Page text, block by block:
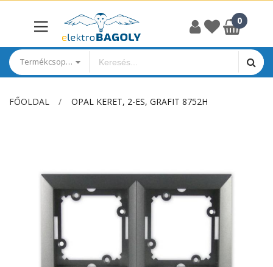
Termékcsoportok
FŐOLDAL OPAL KERET, 2-ES, GRAFIT 8752H